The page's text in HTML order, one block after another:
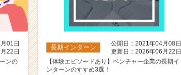
01日
22日
ンの
長期インターン
公開日：2021年04月08日
更新日：2026年06月22日
【体験エピソードあり】ベンチャー企業の長期イ
ンターンのすすめ3選！